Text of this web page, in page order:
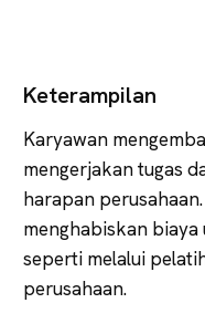
Keterampilan
Karyawan
mengerjakan tugas
harapan
menghabiskan
seperti melalui
perusahaan.